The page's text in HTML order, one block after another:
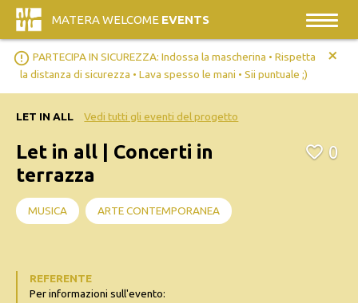
MATERA WELCOME EVENTS
error_outline PARTECIPA IN SICUREZZA: Indossa la mascherina • Rispetta
la distanza di sicurezza • Lava spesso le mani • Sii puntuale ;)
+
LET IN ALL Vedi tutti gli eventi del progetto
Let in all | Concerti in
terrazza
0
MUSICA ARTE CONTEMPORANEA
REFERENTE
Per informazioni sull'evento: